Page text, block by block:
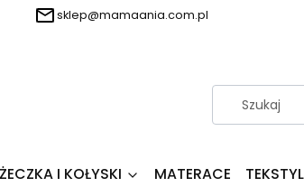
sklep@mamaania.com.pl
I KOŁYSKI MATERACE